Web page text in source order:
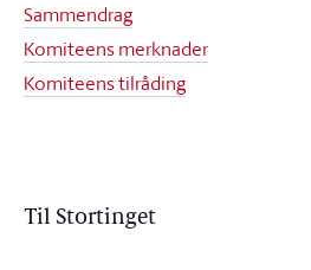
Sammendrag
Komiteens merknader
Komiteens tilråding
Til Stortinget